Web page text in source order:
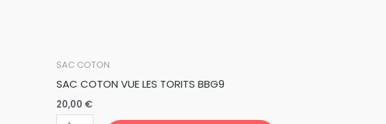
SAC COTON
SAC COTON VUE LES TORITS BBG9
20,00 €
quantité
de
SAC
COTON